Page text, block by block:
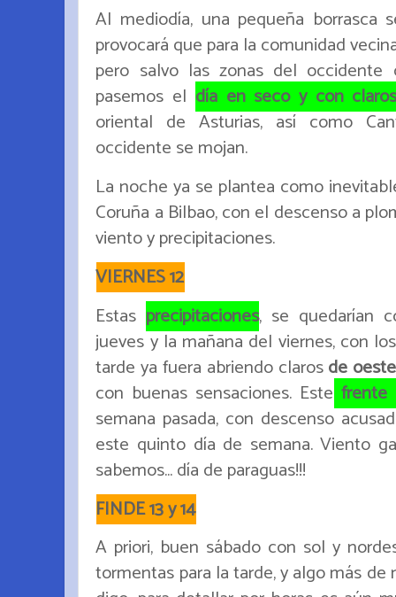
Al mediodía, una pequeña borrasca
provocará que para la comunidad
pero salvo las zonas del
pasemos el día en seco y con
oriental de Asturias, así como
occidente se mojan.
La noche ya se plantea como
Coruña a Bilbao, con el descenso a
viento y precipitaciones.
VIERNES 12
Estas precipitaciones, se quedarían
jueves y la mañana del viernes, con
tarde ya fuera abriendo clarosde
con buenas sensaciones. Este frente
semana pasada, con descenso
este quinto día de semana. Viento
sabemos... día de paraguas!!!
FINDE 13 y 14
A priori, buen sábado con sol y
tormentas para la tarde, y algo más